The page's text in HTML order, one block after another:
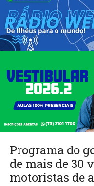
Programa do
de mais de 30
motoristas de